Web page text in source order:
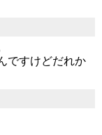
ですけどだれか